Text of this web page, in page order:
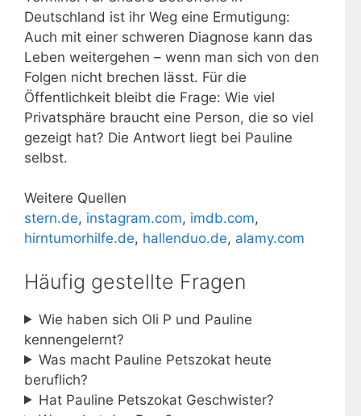
Deutschland ist ihr Weg eine Ermutigung:
Auch mit einer schweren Diagnose kann das
Leben weitergehen – wenn man sich von den
Folgen nicht brechen lässt. Für die
Öffentlichkeit bleibt die Frage: Wie viel
Privatsphäre braucht eine Person, die so viel
gezeigt hat? Die Antwort liegt bei Pauline
selbst.
Weitere Quellen
stern.de, instagram.com, imdb.com,
hirntumorhilfe.de, hallenduo.de, alamy.com
Häufig gestellte Fragen
Wie haben sich Oli P und Pauline
kennengelernt?
Was macht Pauline Petszokat heute
beruflich?
Hat Pauline Petszokat Geschwister?